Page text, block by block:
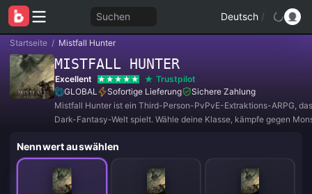
Suchen Deutsch /
Startseite / Mistfall Hunter
MISTFALL HUNTER
Excellent
Trustpilot
GLOBAL
Sofortige Lieferung
Sichere Zahlung
Mistfall Hunter ist ein Third-Person-PvPvE-Extraktions-ARPG,
Dark-Fantasy-Welt spielt. Wähle deine Klasse, kämpfe gegen
Nennwert auswählen